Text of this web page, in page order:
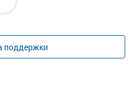
поддержки